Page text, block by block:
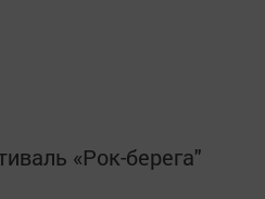
«Рок-берега"